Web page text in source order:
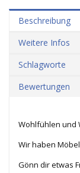
Beschreibung
Weitere Infos
Schlagworte
Bewertungen
Wohlfühlen und
Wir haben
Gönn dir etwas